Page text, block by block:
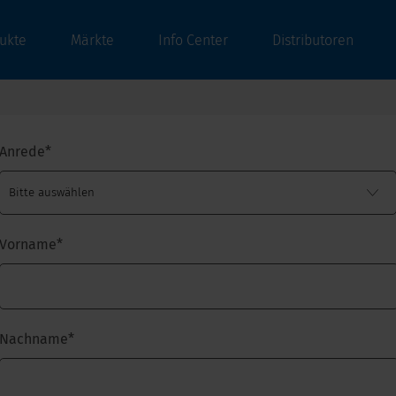
Märkte Info Center Distributoren
Anrede*
Vorname*
Nachname*